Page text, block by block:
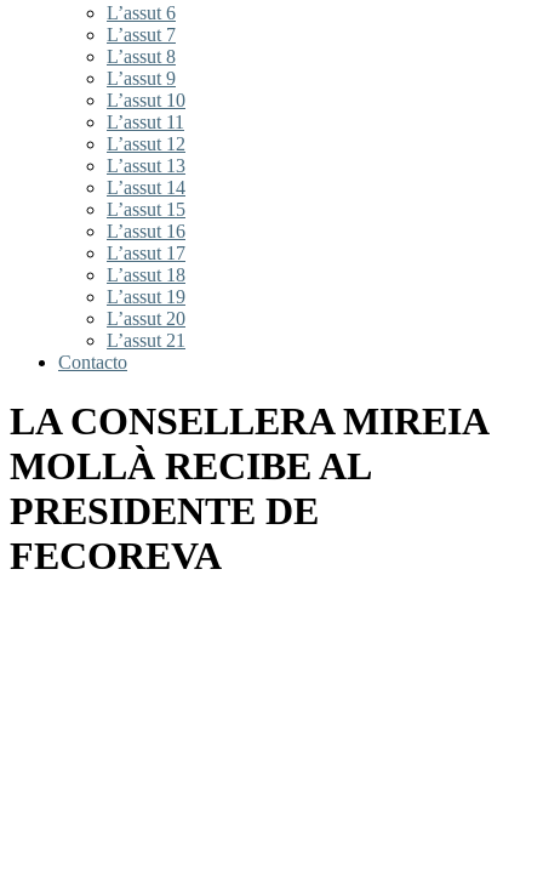
L’assut 6
L’assut 7
L’assut 8
L’assut 9
L’assut 10
L’assut 11
L’assut 12
L’assut 13
L’assut 14
L’assut 15
L’assut 16
L’assut 17
L’assut 18
L’assut 19
L’assut 20
L’assut 21
Contacto
LA CONSELLERA MIREIA
MOLLÀ RECIBE AL
PRESIDENTE DE
FECOREVA